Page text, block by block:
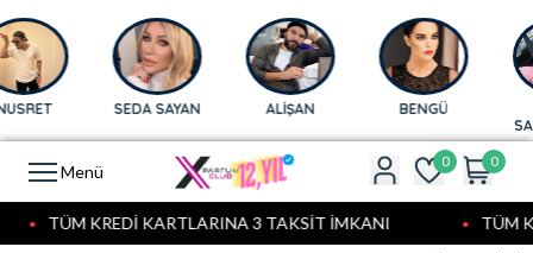
SEDA SAYAN ALİŞAN BENGÜ
Menü 0 0
TÜM KREDİ KARTLARINA 3 TAKSİT İMKANI TÜM